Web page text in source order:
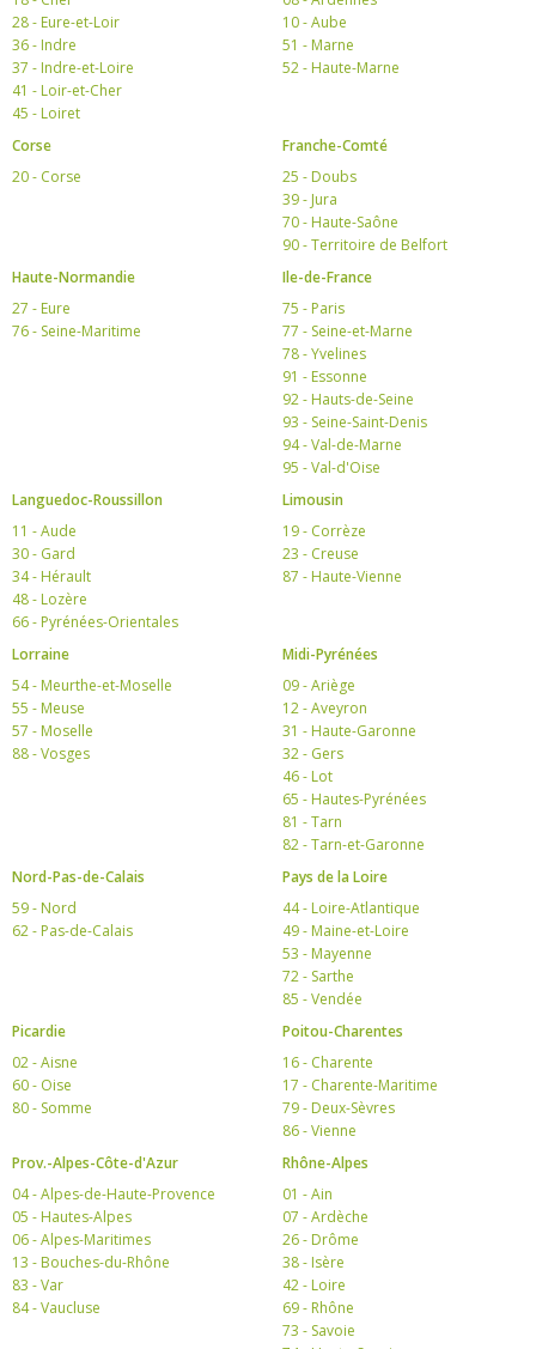
28 - Eure-et-Loir
36 - Indre
37 - Indre-et-Loire
41 - Loir-et-Cher
45 - Loiret
10 - Aube
51 - Marne
52 - Haute-Marne
Corse
20 - Corse
Franche-Comté
25 - Doubs
39 - Jura
70 - Haute-Saône
90 - Territoire de Belfort
Haute-Normandie
27 - Eure
76 - Seine-Maritime
Ile-de-France
75 - Paris
77 - Seine-et-Marne
78 - Yvelines
91 - Essonne
92 - Hauts-de-Seine
93 - Seine-Saint-Denis
94 - Val-de-Marne
95 - Val-d'Oise
Languedoc-Roussillon
11 - Aude
30 - Gard
34 - Hérault
48 - Lozère
66 - Pyrénées-Orientales
Limousin
19 - Corrèze
23 - Creuse
87 - Haute-Vienne
Lorraine
54 - Meurthe-et-Moselle
55 - Meuse
57 - Moselle
88 - Vosges
Midi-Pyrénées
09 - Ariège
12 - Aveyron
31 - Haute-Garonne
32 - Gers
46 - Lot
65 - Hautes-Pyrénées
81 - Tarn
82 - Tarn-et-Garonne
Nord-Pas-de-Calais
59 - Nord
62 - Pas-de-Calais
Pays de la Loire
44 - Loire-Atlantique
49 - Maine-et-Loire
53 - Mayenne
72 - Sarthe
85 - Vendée
Picardie
02 - Aisne
60 - Oise
80 - Somme
Poitou-Charentes
16 - Charente
17 - Charente-Maritime
79 - Deux-Sèvres
86 - Vienne
Prov.-Alpes-Côte-d'Azur
04 - Alpes-de-Haute-Provence
05 - Hautes-Alpes
06 - Alpes-Maritimes
13 - Bouches-du-Rhône
83 - Var
84 - Vaucluse
Rhône-Alpes
01 - Ain
07 - Ardèche
26 - Drôme
38 - Isère
42 - Loire
69 - Rhône
73 - Savoie